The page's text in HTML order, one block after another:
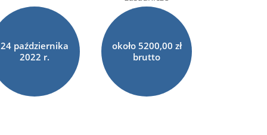
24 października
2022 r.
około 5200,00 zł
brutto